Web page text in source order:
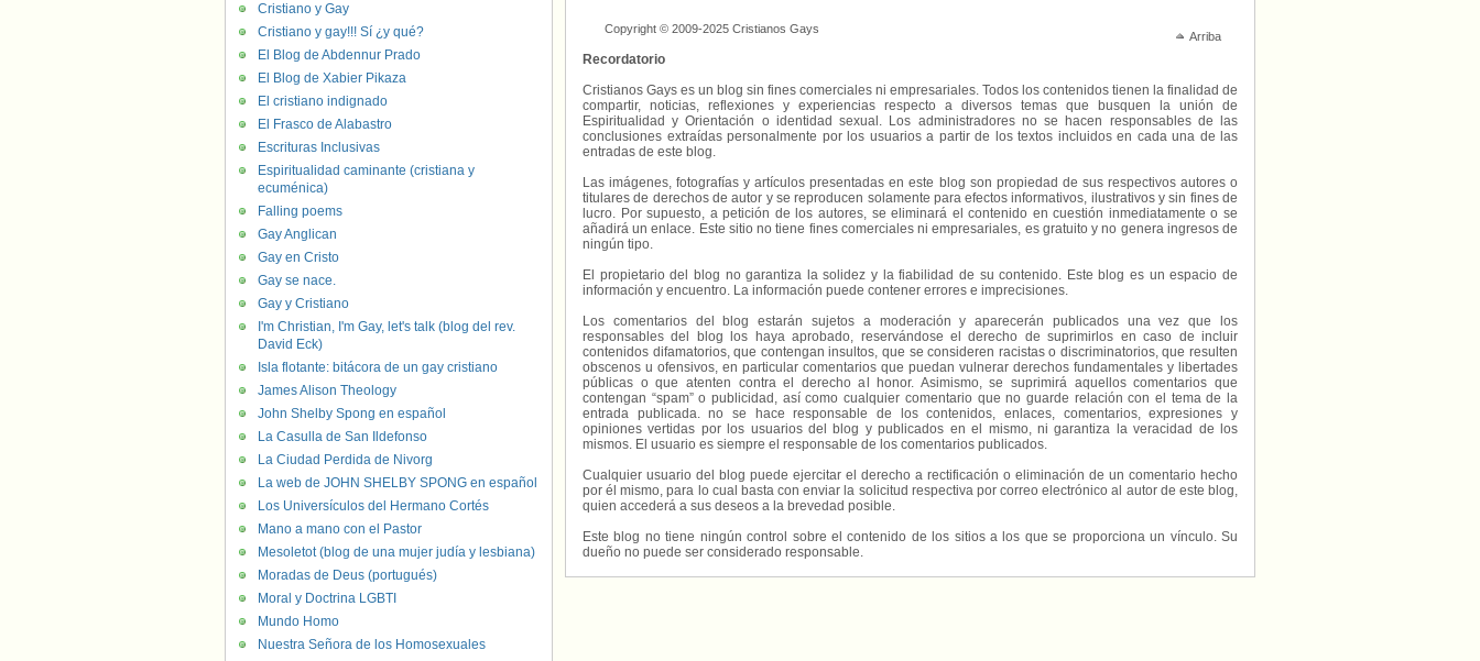
Arriba
Copyright © 2009-2025 Cristianos Gays
Recordatorio
Cristianos Gays es un blog sin fines comerciales ni empresariales. Todos los contenidos tienen la finalidad de
compartir, noticias, reflexiones y experiencias respecto a diversos temas que busquen la unión de
Espiritualidad y Orientación o identidad sexual. Los administradores no se hacen responsables de las
conclusiones extraídas personalmente por los usuarios a partir de los textos incluidos en cada una de las
entradas de este blog.
Las imágenes, fotografías y artículos presentadas en este blog son propiedad de sus respectivos autores o
titulares de derechos de autor y se reproducen solamente para efectos informativos, ilustrativos y sin fines de
lucro. Por supuesto, a petición de los autores, se eliminará el contenido en cuestión inmediatamente o se
añadirá un enlace. Este sitio no tiene fines comerciales ni empresariales, es gratuito y no genera ingresos de
ningún tipo.
El propietario del blog no garantiza la solidez y la fiabilidad de su contenido. Este blog es un espacio de
información y encuentro. La información puede contener errores e imprecisiones.
Los comentarios del blog estarán sujetos a moderación y aparecerán publicados una vez que los
responsables del blog los haya aprobado, reservándose el derecho de suprimirlos en caso de incluir
contenidos difamatorios, que contengan insultos, que se consideren racistas o discriminatorios, que resulten
obscenos u ofensivos, en particular comentarios que puedan vulnerar derechos fundamentales y libertades
públicas o que atenten contra el derecho al honor. Asimismo, se suprimirá aquellos comentarios que
contengan “spam” o publicidad, así como cualquier comentario que no guarde relación con el tema de la
entrada publicada. no se hace responsable de los contenidos, enlaces, comentarios, expresiones y
opiniones vertidas por los usuarios del blog y publicados en el mismo, ni garantiza la veracidad de los
mismos. El usuario es siempre el responsable de los comentarios publicados.
Cualquier usuario del blog puede ejercitar el derecho a rectificación o eliminación de un comentario hecho
por él mismo, para lo cual basta con enviar la solicitud respectiva por correo electrónico al autor de este blog,
quien accederá a sus deseos a la brevedad posible.
Este blog no tiene ningún control sobre el contenido de los sitios a los que se proporciona un vínculo. Su
dueño no puede ser considerado responsable.
Cristiano y Gay
Cristiano y gay!!! Sí ¿y qué?
El Blog de Abdennur Prado
El Blog de Xabier Pikaza
El cristiano indignado
El Frasco de Alabastro
Escrituras Inclusivas
Espiritualidad caminante (cristiana y
ecuménica)
Falling poems
Gay Anglican
Gay en Cristo
Gay se nace.
Gay y Cristiano
I'm Christian, I'm Gay, let's talk (blog del rev.
David Eck)
Isla flotante: bitácora de un gay cristiano
James Alison Theology
John Shelby Spong en español
La Casulla de San Ildefonso
La Ciudad Perdida de Nivorg
La web de JOHN SHELBY SPONG en español
Los Universículos del Hermano Cortés
Mano a mano con el Pastor
Mesoletot (blog de una mujer judía y lesbiana)
Moradas de Deus (portugués)
Moral y Doctrina LGBTI
Mundo Homo
Nuestra Señora de los Homosexuales